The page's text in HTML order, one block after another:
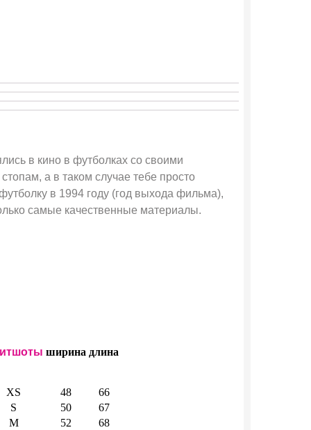
в кино в футболках со своими
а в таком случае тебе просто
в 1994 году (год выхода фильма),
самые качественные материалы.
ширина длина
XS 48
66
S
50
67
M
52
68